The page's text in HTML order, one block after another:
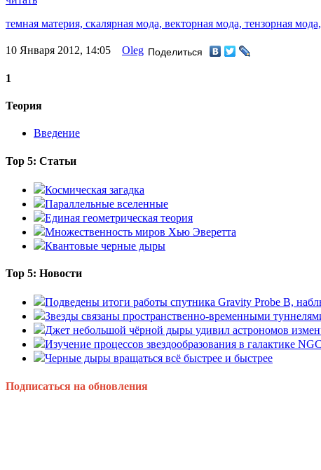
темная материя, скалярная мода, векторная мода, тензорная мода,
10 Января 2012, 14:05 Oleg Поделиться
1
Теория
Введение
Top 5: Статьи
Космическая загадка
Параллельные вселенные
Единая геометрическая теория
Множественность миров Хью Эверетта
Квантовые черные дыры
Top 5: Новости
Подведены итоги работы спутника Gravity Probe B,
Звезды связаны пространственно-временными
Джет небольшой чёрной дыры удивил астрономов
Изучение процессов звездообразования в галактике
Черные дыры вращаться всё быстрее и быстрее
Подписаться на обновления